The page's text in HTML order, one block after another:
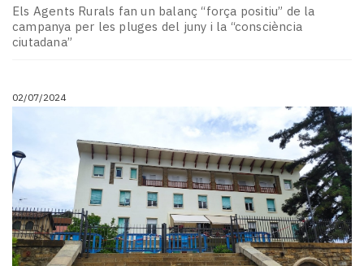
Els Agents Rurals fan un balanç “força positiu” de la
campanya per les pluges del juny i la “consciència
ciutadana”
02/07/2024